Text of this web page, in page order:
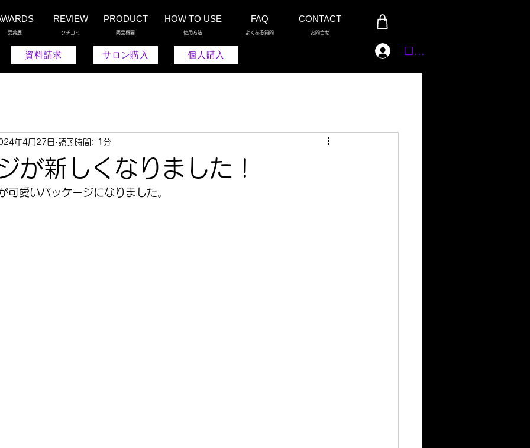
資料請求 サロン購入 個人購入
受賞歴
REVIEW
クチコミ
PRODUCT
商品概要
HOW TO USE
使用方法
FAQ
よくある質問
CONTACT
お問合せ
ログイン
が新しくなりました！
年4月27日 読了時間: 1分
可愛いパッケージになりました。